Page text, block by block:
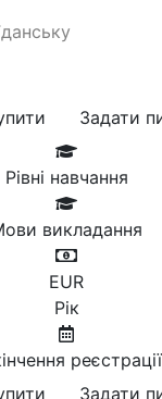
Задати
Рівні навчання
викладання
EUR
Рік
реєстрації
Задати